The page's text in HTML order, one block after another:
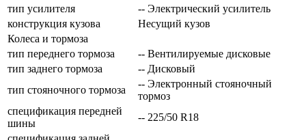
тип усилителя
-- Электрический усилитель
конструкция кузова
Несущий кузов
Колеса и тормоза
тип переднего тормоза
-- Вентилируемые дисковые
тип заднего тормоза
-- Дисковый
тип стояночного тормоза
-- Электронный стояночный
тормоз
спецификация передней
шины
-- 225/50 R18